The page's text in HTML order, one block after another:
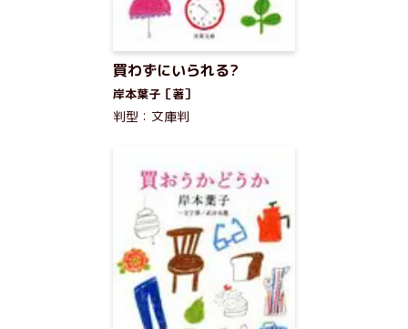
買わずにいられる?
岸本葉子［著］
判型：文庫判